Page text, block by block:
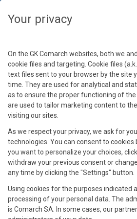
Seleziona il tuo fuso orario
Conferma
Your privacy
On the GK Comarch websites, both we
cookie files and targeting. Cookie files
text files sent to your browser by the site
time. They are used for analytical and
as to ensure the proper functioning of
are used to tailor marketing content to
visiting our sites.
As we respect your privacy, we ask for
technologies. You can consent to cookies
you want to personalize your choices,
withdraw your previous consent or
any time by clicking the "Settings" button.
Using cookies for the purposes indicated
processing of your personal data. The
is Comarch SA. In some cases, our
Armando Garosci
Direttore, @ Largo
Marco Ricci
Loyalty Solutions Expert &
Manager, @Comarch
Nadia Olivero
Professore Associato in
Psychology e Marketing
Università degli Studi di
Roberto Merlini
Chief Customer Officer,
Roberta Girotti
Responsabile Fidelizzazione
Speciali, Coop Alleanza 3.0
Giulio Zotteri
Direttore Marketing
Convenienza